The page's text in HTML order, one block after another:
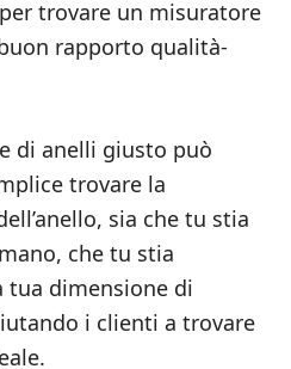
trovare un misuratore
rapporto qualità-
di anelli giusto può
trovare la
sia che tu stia
che tu stia
tua dimensione di
i clienti a trovare